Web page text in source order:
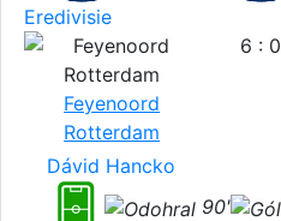
Eredivisie
Feyenoord
Rotterdam
6 : 0
Dávid Hancko
90'